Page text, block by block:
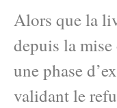
Alors que la
depuis la
une phase
validant le